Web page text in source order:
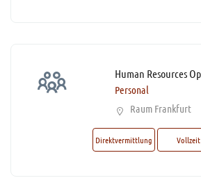
Personal
Raum Frankfurt
Direktvermittlung Vollzeit